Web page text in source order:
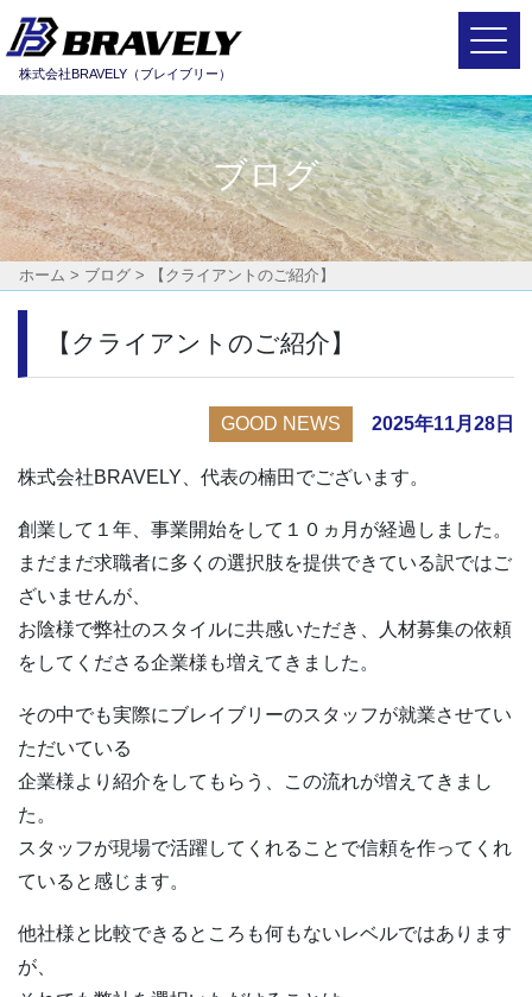
Main Navigation
株式会社BRAVELY（ブレイブリー）
ブログ
ホーム > ブログ > 【クライアントのご紹介】
【クライアントのご紹介】
GOOD NEWS 2025年11月28日
株式会社BRAVELY、代表の楠田でございます。
創業して１年、事業開始をして１０ヵ月が経過しました。
まだまだ求職者に多くの選択肢を提供できている訳ではご
ざいませんが、
お陰様で弊社のスタイルに共感いただき、人材募集の依頼
をしてくださる企業様も増えてきました。
その中でも実際にブレイブリーのスタッフが就業させてい
ただいている
企業様より紹介をしてもらう、この流れが増えてきまし
た。
スタッフが現場で活躍してくれることで信頼を作ってくれ
ていると感じます。
他社様と比較できるところも何もないレベルではあります
が、